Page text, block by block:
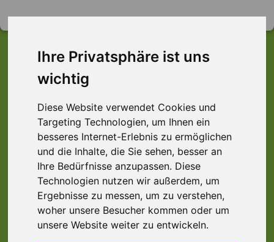
Ihre Privatsphäre ist uns
wichtig
Diese Website verwendet Cookies und
Targeting Technologien, um Ihnen ein
besseres Internet-Erlebnis zu ermöglichen
und die Inhalte, die Sie sehen, besser an
Ihre Bedürfnisse anzupassen. Diese
Technologien nutzen wir außerdem, um
Ergebnisse zu messen, um zu verstehen,
woher unsere Besucher kommen oder um
unsere Website weiter zu entwickeln.
Dieser Job ist leider
nicht mehr verfügbar ...
... aber vielleicht ist hier etwas dabei:
Schweißer (m/w/d) Konstruktionstechnik,
Offenbach